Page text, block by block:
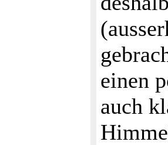
einen
auch